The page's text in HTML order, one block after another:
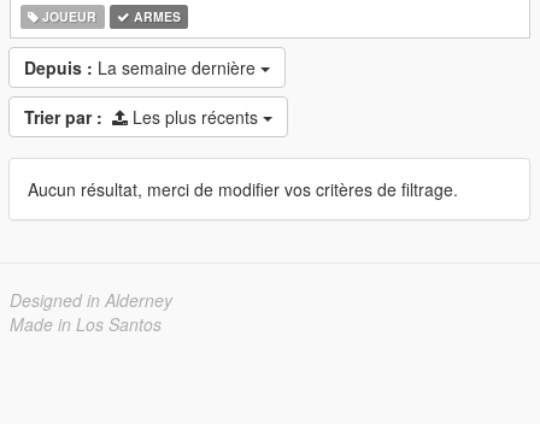
JOUEUR
ARMES
Depuis : La semaine dernière
Trier par : Les plus récents
Aucun résultat, merci de modifier vos critères de filtrage.
Designed in Alderney
Made in Los Santos